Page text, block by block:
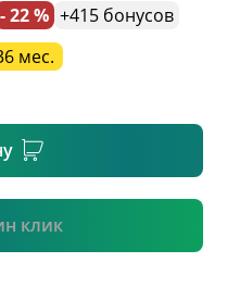
- 22 % +415 бонусов
мес.
клик